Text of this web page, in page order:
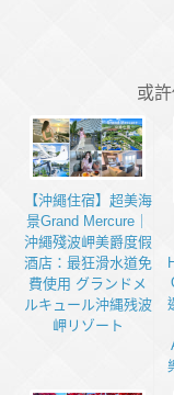
或
【沖繩住宿】超美海
景Grand Mercure｜
沖繩殘波岬美爵度假
酒店：最狂滑水道免
費使用 グランドメ
ルキュール沖縄残波
岬リゾート